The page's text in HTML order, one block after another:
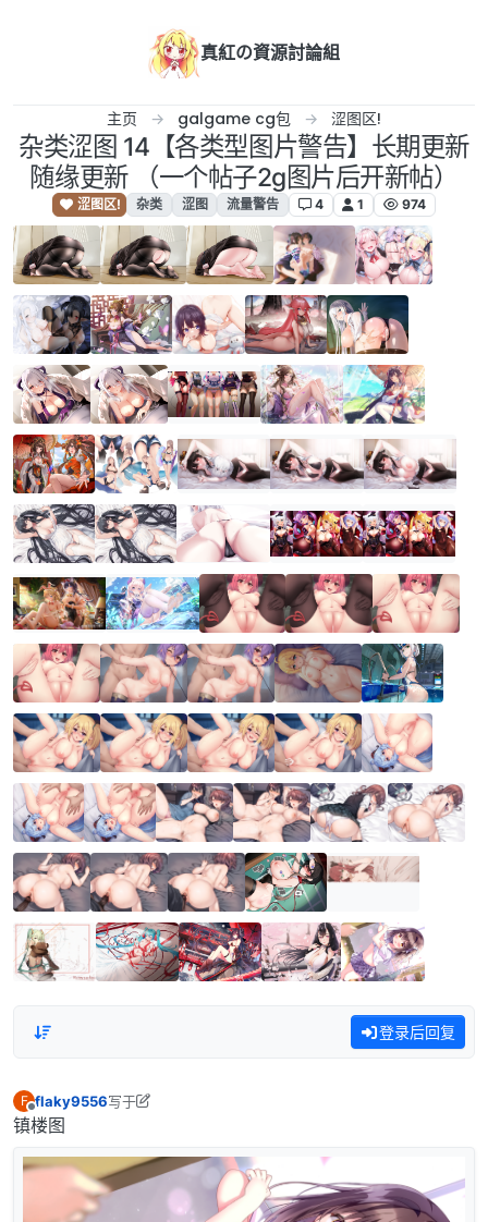
真紅の資源討論組
主页 galgame cg包 涩图区!
杂类涩图 14【各类型图片警告】长期更新
随缘更新 （一个帖子2g图片后开新帖）
涩图区! 杂类 涩图 流量警告 4 1 974
登录后回复
F
离线
flaky9556写于
最后由 flaky9556 编辑
镇楼图